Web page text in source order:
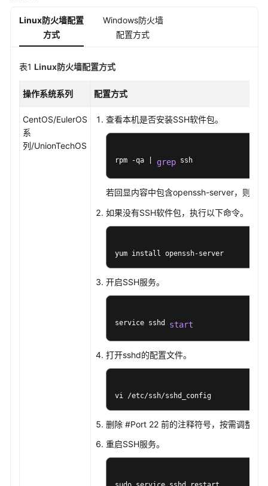
群
中
加
机
向
机
Linux防火墙配置
方式
Windows防火墙
配置方式
表1 Linux防火墙配置方式
操作系统系列 配置方式
CentOS/EulerOS
系
列/UnionTechOS
查看本机是否安装SSH软件包。
rpm -qa | grep ssh
若回显内容中包含openssh-server，则说
如果没有SSH软件包，执行以下命令。
yum install openssh-server
开启SSH服务。
service sshd start
打开sshd的配置文件。
vi /etc/ssh/sshd_config
删除 #Port 22 前的注释符号，按需调整端
重启SSH服务。